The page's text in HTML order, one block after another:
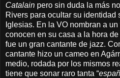
Catalain pero sin duda la más
Rivers para ocultar su identidad
Iglesias. En la VO nombran a un
conocen en su casa a la hora
fue un gran cantante de jazz.
cantante hizo un cameo en
medio, rodada por los mismos
tiene que sonar raro tanta “